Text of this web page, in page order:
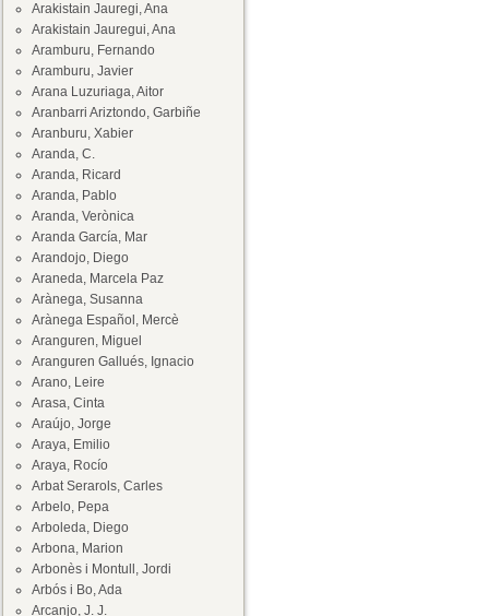
Arakistain Jauregi, Ana
Arakistain Jauregui, Ana
Aramburu, Fernando
Aramburu, Javier
Arana Luzuriaga, Aitor
Aranbarri Ariztondo, Garbiñe
Aranburu, Xabier
Aranda, C.
Aranda, Ricard
Aranda, Pablo
Aranda, Verònica
Aranda García, Mar
Arandojo, Diego
Araneda, Marcela Paz
Arànega, Susanna
Arànega Español, Mercè
Aranguren, Miguel
Aranguren Gallués, Ignacio
Arano, Leire
Arasa, Cinta
Araújo, Jorge
Araya, Emilio
Araya, Rocío
Arbat Serarols, Carles
Arbelo, Pepa
Arboleda, Diego
Arbona, Marion
Arbonès i Montull, Jordi
Arbós i Bo, Ada
Arcanjo, J. J.